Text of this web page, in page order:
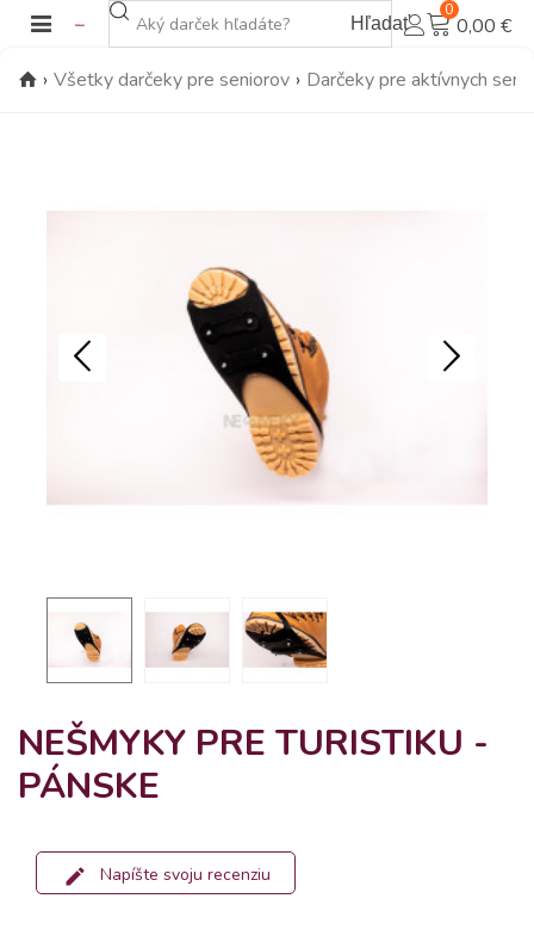
Hľadať
0
0,00 €
› Všetky darčeky pre seniorov › Darčeky pre aktívnych
NEŠMYKY PRE TURISTIKU -
PÁNSKE
Napíšte svoju recenziu